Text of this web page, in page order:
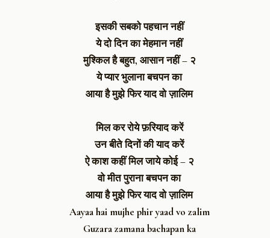
इसकी सबको पहचान नहीं
ये दो दिन का मेहमान नहीं
मुश्किल है बहुत, आसान नहीं – २
ये प्यार भुलाना बचपन का
आया है मुझे फिर याद वो ज़ालिम
मिल कर रोये फ़रियाद करें
उन बीते दिनों की याद करें
ऐ काश कहीं मिल जाये कोई – २
वो मीत पुराना बचपन का
आया है मुझे फिर याद वो ज़ालिम
Aayaa hai mujhe phir yaad vo zalim
Guzara zamana bachapan ka